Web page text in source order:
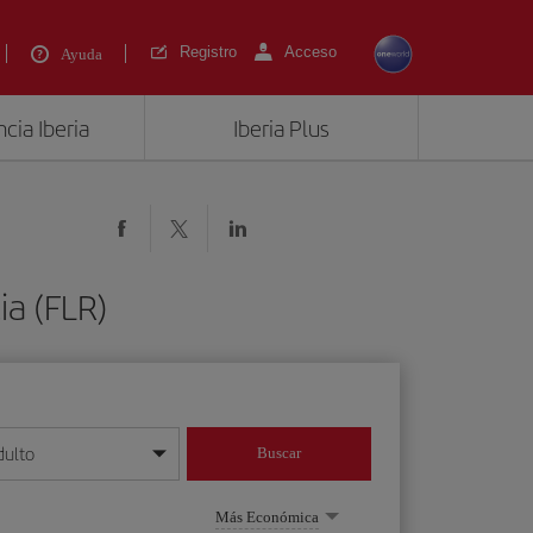
Ayuda Registro Acceso
Iberia Iberia Plus
(FLR)
mes/año
Buscar
Más Económica